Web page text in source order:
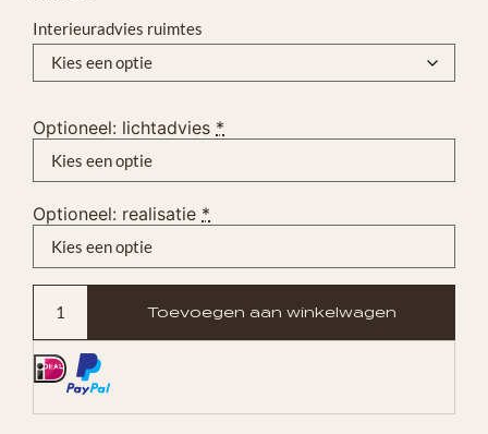
Interieuradvies ruimtes
Optioneel: lichtadvies *
Optioneel: realisatie *
Toevoegen aan winkelwagen